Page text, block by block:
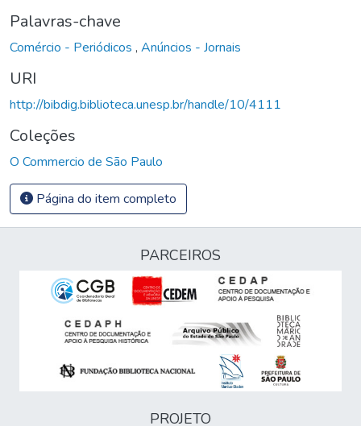
Palavras-chave
Comércio - Periódicos , Anúncios - Jornais
URI
http://bibdig.biblioteca.unesp.br/handle/10/4111
Coleções
O Commercio de São Paulo
Página do item completo
PARCEIROS
PROJETO